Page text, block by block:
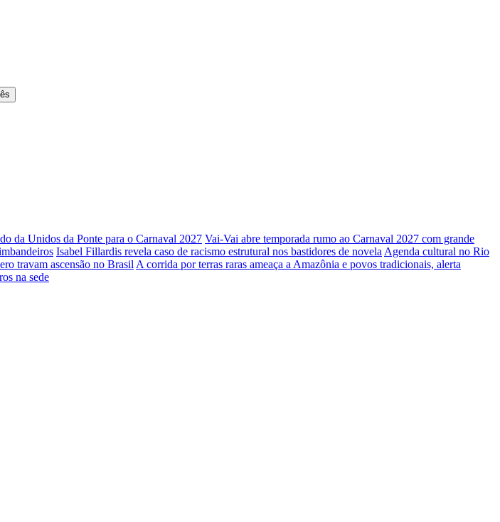
da Unidos da Ponte para o Carnaval 2027 Vai-Vai abre temporada rumo ao Carnaval 2027 com grande
Isabel Fillardis revela caso de racismo estrutural nos bastidores de novela Agenda cultural no Rio
travam ascensão no Brasil A corrida por terras raras ameaça a Amazônia e povos tradicionais, alerta
na sede